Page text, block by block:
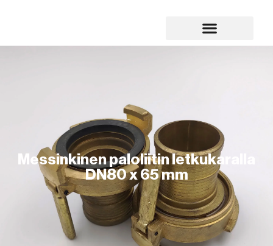
Messinkinen paloliitin letkukaralla
DN80 x 65 mm